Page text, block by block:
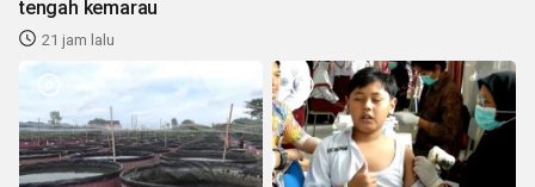
tengah kemarau
21 jam lalu